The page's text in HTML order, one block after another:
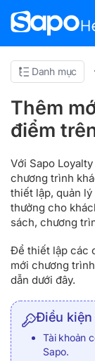
Danh mục
Thêm
điểm
Với Sapo
chương trình
thiết lập, quản
thưởng cho
sách, chương
Để thiết lập các
mới chương
dẫn dưới đây.
Điều kiện
Tài khoản
Sapo.